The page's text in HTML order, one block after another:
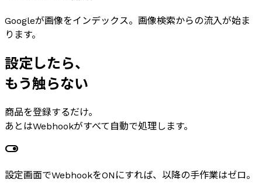
Googleが画像をインデックス。画像検索からの流入が始ま
ります。
設定したら、
もう触らない
商品を登録するだけ。
あとはWebhookがすべて自動で処理します。
toggle_on
設定画面でWebhookをONにすれば、以降の手作業はゼロ。